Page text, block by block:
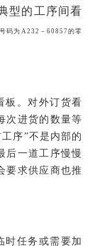
型的工序间看
码为A232－60857的零
板。对外订货看
次进货的数量等
序”不是内部的
后一道工序慢慢
要求供应商也推
时任务或需要加